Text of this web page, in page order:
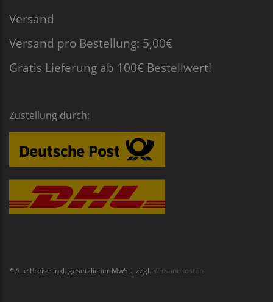
Versand
Versand pro Bestellung: 5,00€
Gratis Lieferung ab 100€ Bestellwert!
Zustellung durch:
* Alle Preise inkl. gesetzlicher MwSt., zzgl. Versandkosten